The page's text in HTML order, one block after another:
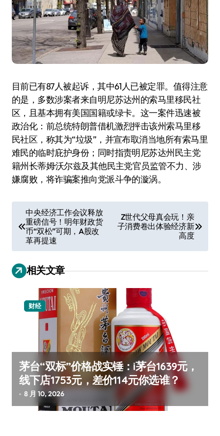
目前已有87人被起诉，其中61人已被定罪。值得注意
的是，多数涉案者来自明尼苏达州的索马里移民社
区，且基本拥有美国国籍或绿卡。这一案件迅速被
政治化：前总统特朗普借机激烈抨击该州索马里移
民社区，称其为“垃圾”，并宣布取消当地所有索马里
难民的临时庇护身份；同时指责明尼苏达州民主党
籍州长蒂姆·沃尔兹及其他民主党官员监管不力、涉
嫌腐败，将诈骗案推向党派斗争的漩涡。
章
中央经济工作会议释放
重磅信号！明年财政货
币“双松”可期，A股改
革再提速
Z世代父母真会玩！亲
子消费卷出体验经济新
高度
相关文章
财经
茅台“双标”价格战实锤：i茅台1639元，
线下店1753元，差价114元你选谁？
8 月 10, 2026